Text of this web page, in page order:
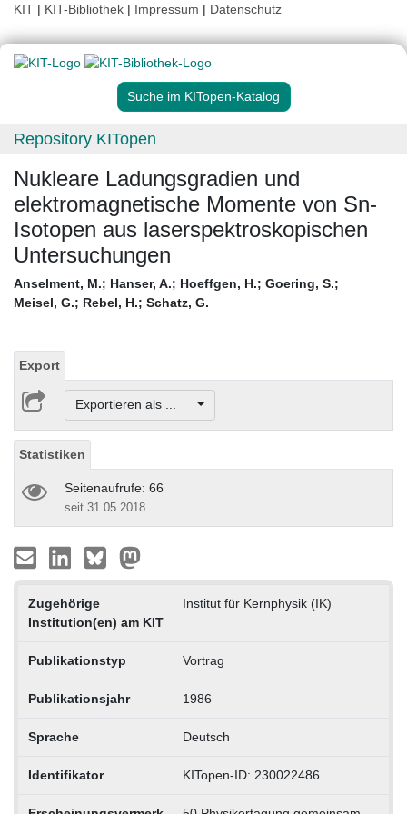
KIT | KIT-Bibliothek | Impressum | Datenschutz
Suche im KITopen-Katalog
Repository KITopen
Nukleare Ladungsgradien und
elektromagnetische Momente von Sn-
Isotopen aus laserspektroskopischen
Untersuchungen
Anselment, M.; Hanser, A.; Hoeffgen, H.; Goering, S.;
Meisel, G.; Rebel, H.; Schatz, G.
Export
Exportieren als ...
Statistiken
Seitenaufrufe: 66
seit 31.05.2018
Zugehörige
Institution(en) am KIT
Institut für Kernphysik (IK)
Publikationstyp Vortrag
Publikationsjahr 1986
Sprache Deutsch
Identifikator KITopen-ID: 230022486